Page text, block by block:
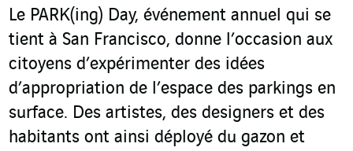
Le PARK(ing) Day, événement annuel qui se
tient à San Francisco, donne l’occasion aux
citoyens d’expérimenter des idées
d’appropriation de l’espace des parkings en
surface. Des artistes, des designers et des
habitants ont ainsi déployé du gazon et